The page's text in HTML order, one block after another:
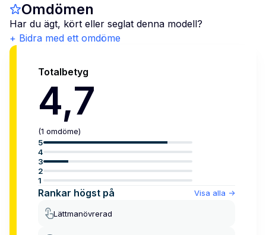
Omdömen
Har du ägt, kört eller seglat denna modell?
+ Bidra med ett omdöme
Totalbetyg
4,7
(1 omdöme)
5
4
3
2
1
Rankar högst på Visa alla ->
Lättmanövrerad